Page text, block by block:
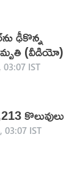
ఢీకొన్న
మృతి (వీడియో)
IST
కొలువులు
03:07 IST